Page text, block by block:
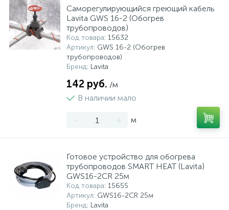
Саморегулирующийся греющий кабель
Lavita GWS 16-2 (Обогрев
трубопроводов)
Код товара: 15632
Артикул: GWS 16-2 (Обогрев
трубопроводов)
Бренд: Lavita
142 руб. /м
В наличии мало
- + м
Готовое устройство для обогрева
трубопроводов SMART HEAT (Lavita)
GWS16-2CR 25м
Код товара: 15655
Артикул: GWS16-2CR 25м
Бренд: Lavita